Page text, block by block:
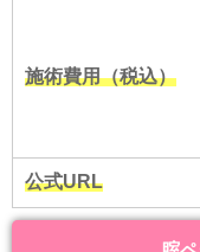
施術費用（税込）
公式URL